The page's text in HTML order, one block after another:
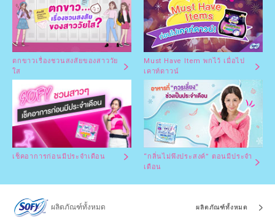
ตกขาวเรื่องชวนสงสัยของสาววัย
ใส
Must Have Item พกไว้ เมื่อไป
เคาท์ดาวน์
เช็คอาการก่อนมีประจำเดือน
“กลิ่นไม่พึงประสงค์” ตอนมีประจำ
เดือน
ผลิตภัณฑ์ทั้งหมด ผลิตภัณฑ์ทั้งหมด